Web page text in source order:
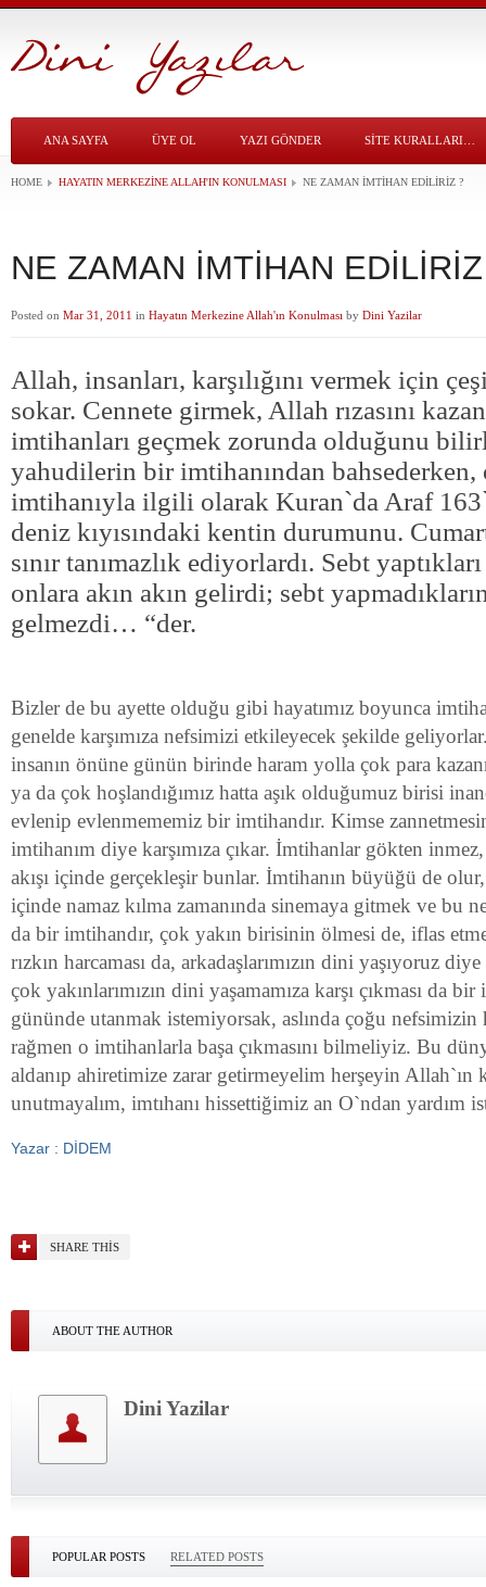
ANA SAYFA ÜYE OL YAZI GÖNDER SITE KURALLARI…
HOME HAYATIN MERKEZINE ALLAH'IN KONULMASI NE ZAMAN İMTİHAN EDİLİRİZ ?
NE ZAMAN İMTİHAN
Posted on Mar 31, 2011 in Hayatın Merkezine Allah'ın Konulması by Dini Yazilar
Allah, insanları, karşılığını vermek için
sokar. Cennete girmek, Allah rızasını
imtihanları geçmek zorunda olduğunu
yahudilerin bir imtihanından bahsederken,
imtihanıyla ilgili olarak Kuran`da Araf
deniz kıyısındaki kentin durumunu.
sınır tanımazlık ediyorlardı. Sebt
onlara akın akın gelirdi; sebt
gelmezdi… “der.
Bizler de bu ayette olduğu gibi hayatımız boyunca
genelde karşımıza nefsimizi etkileyecek şekilde
insanın önüne günün birinde haram yolla çok para
ya da çok hoşlandığımız hatta aşık olduğumuz birisi
evlenip evlenmememiz bir imtihandır. Kimse
imtihanım diye karşımıza çıkar. İmtihanlar gökten
akışı içinde gerçekleşir bunlar. İmtihanın büyüğü de
içinde namaz kılma zamanında sinemaya gitmek ve bu
da bir imtihandır, çok yakın birisinin ölmesi de, iflas
rızkın harcaması da, arkadaşlarımızın dini yaşıyoruz
çok yakınlarımızın dini yaşamamıza karşı çıkması da
gününde utanmak istemiyorsak, aslında çoğu nefsimizin
rağmen o imtihanlarla başa çıkmasını bilmeliyiz. Bu
aldanıp ahiretimize zarar getirmeyelim herşeyin
unutmayalım, imtıhanı hissettiğimiz an O`ndan yardım
Yazar : DİDEM
SHARE THIS
ABOUT THE AUTHOR
Dini Yazilar
POPULAR POSTS RELATED POSTS